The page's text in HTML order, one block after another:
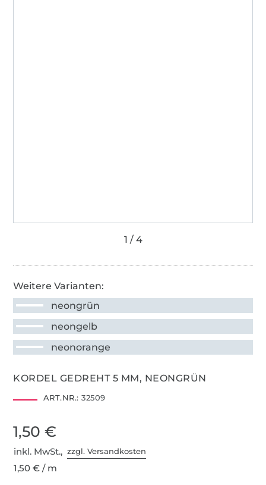
Weitere Varianten:
neongrün
neongelb
neonorange
KORDEL GEDREHT 5 MM, NEONGRÜN
ART.NR.: 32509
1,50 €
inkl. MwSt.,zzgl. Versandkosten
1,50 € / m